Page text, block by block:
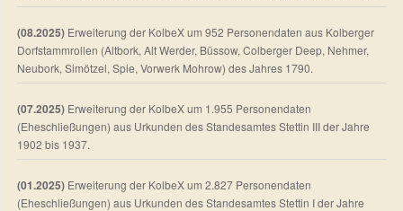
(08.2025) Erweiterung der KolbeX um 952 Personendaten aus Kolberger
Dorfstammrollen (Altbork, Alt Werder, Büssow, Colberger Deep, Nehmer,
Neubork, Simötzel, Spie, Vorwerk Mohrow) des Jahres 1790.
(07.2025) Erweiterung der KolbeX um 1.955 Personendaten
(Eheschließungen) aus Urkunden des Standesamtes Stettin III der Jahre
1902 bis 1937.
(01.2025) Erweiterung der KolbeX um 2.827 Personendaten
(Eheschließungen) aus Urkunden des Standesamtes Stettin I der Jahre